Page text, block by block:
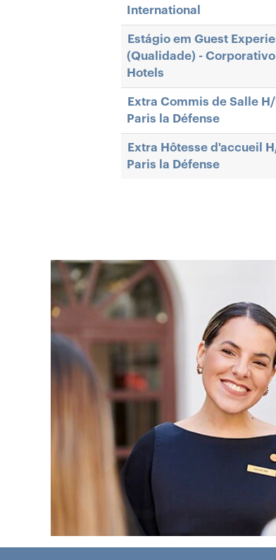
International
Estágio em Guest
(Qualidade) -
Hotels
Extra Commis de Salle
Paris la Défense
Extra Hôtesse d'accueil
Paris la Défense